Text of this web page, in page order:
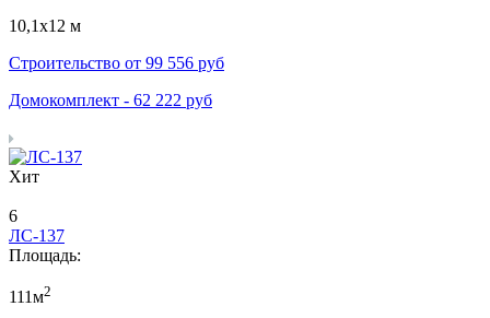
10,1х12 м
Строительство от 99 556 руб
Домокомплект - 62 222 руб
Хит
6
ЛС-137
Площадь:
111м2